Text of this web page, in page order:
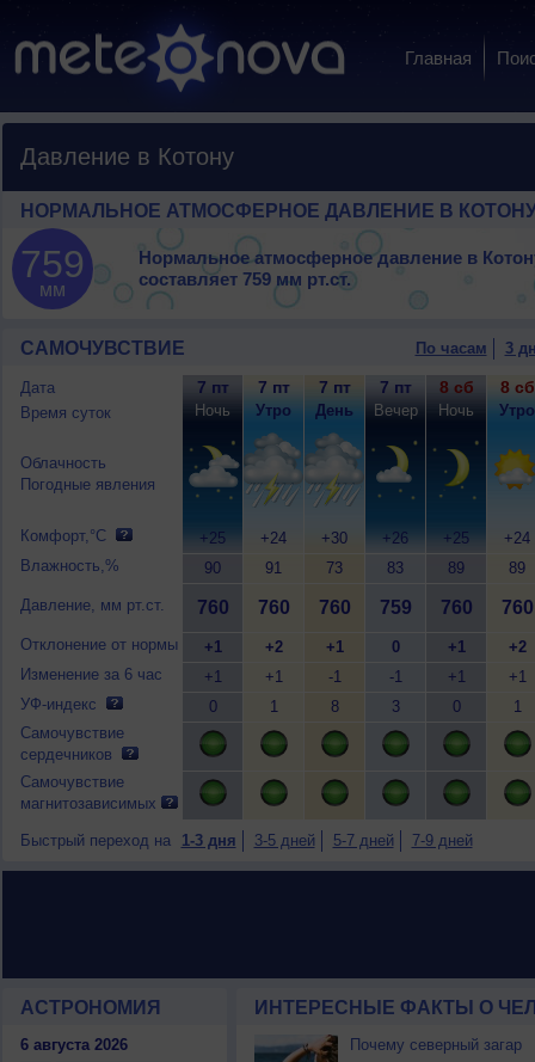
Главная
Давление в Котону
НОРМАЛЬНОЕ АТМОСФЕРНОЕ ДАВЛЕНИЕ В
759
мм
Нормальное атмосферное давление в
составляет 759 мм рт.ст.
САМОЧУВСТВИЕ По часам 3
Дата
Время суток
Облачность
Погодные явления
Комфорт,°C
Влажность,%
Давление, мм рт.ст.
Отклонение от нормы
Изменение за 6 час
УФ-индекс
Самочувствие
сердечников
Самочувствие
магнитозависимых
7 пт
Ночь
+25
90
760
+1
+1
0
7 пт
Утро
+24
91
760
+2
+1
1
7 пт
День
+30
73
760
+1
-1
8
7 пт
Вечер
+26
83
759
0
-1
3
8 сб
Ночь
+25
89
760
+1
+1
0
8 сб
Утро
+24
89
760
+2
+1
1
Быстрый переход на 1-3 дня 3-5 дней 5-7 дней 7-9 дней
АСТРОНОМИЯ
6 августа 2026
ИНТЕРЕСНЫЕ ФАКТЫ О
Почему северный загар